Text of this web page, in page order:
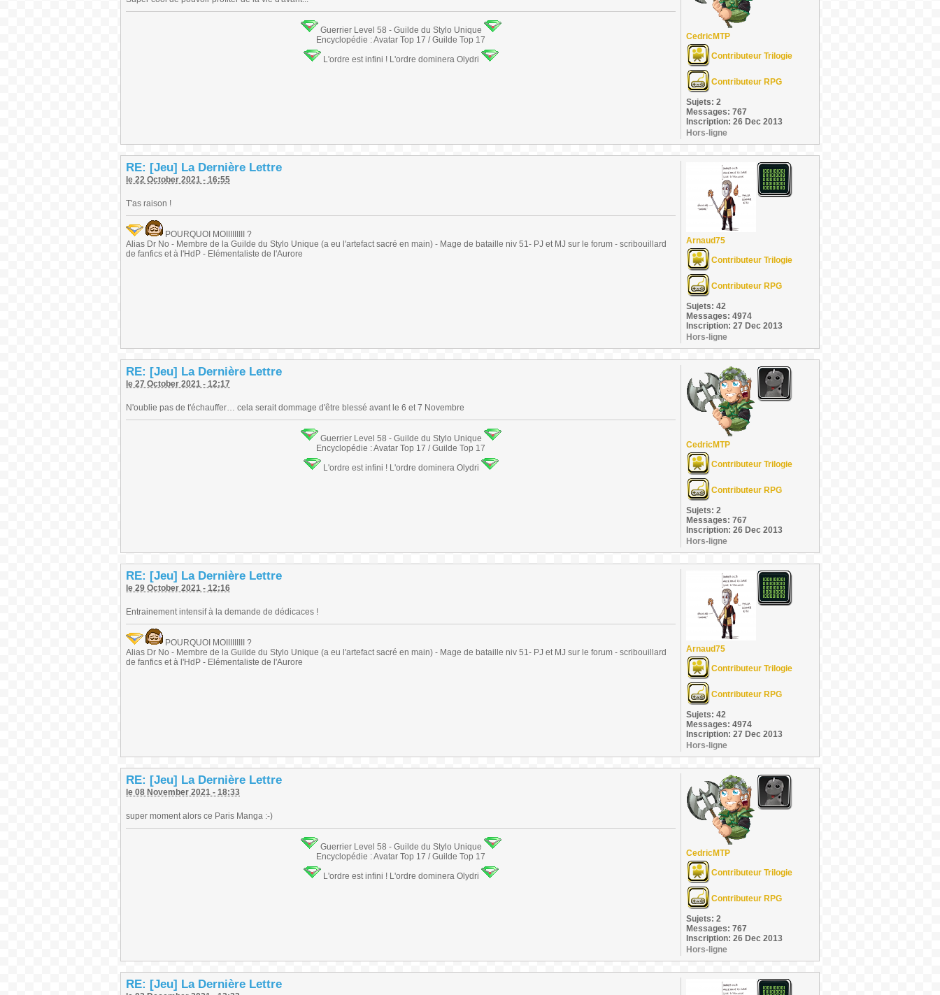
Guerrier Level 58 - Guilde du Stylo Unique
Encyclopédie : Avatar Top 17 / Guilde Top 17
L'ordre est infini ! L'ordre dominera Olydri
CedricMTP
Contributeur Trilogie
Contributeur RPG
Sujets: 2
Messages: 767
Inscription: 26 Dec 2013
Hors-ligne
RE: [Jeu] La Dernière Lettre
le 22 October 2021 - 16:55
T'as raison !
POURQUOI MOIIIIIIIII ?
Alias Dr No - Membre de la Guilde du Stylo Unique (a eu l'artefact sacré en main) - Mage de bataille niv 51- PJ et MJ sur le forum - scribouillard
de fanfics et à l'HdP - Elémentaliste de l'Aurore
Arnaud75
Contributeur Trilogie
Contributeur RPG
Sujets: 42
Messages: 4974
Inscription: 27 Dec 2013
Hors-ligne
RE: [Jeu] La Dernière Lettre
le 27 October 2021 - 12:17
N'oublie pas de t'échauffer… cela serait dommage d'être blessé avant le 6 et 7 Novembre
Guerrier Level 58 - Guilde du Stylo Unique
Encyclopédie : Avatar Top 17 / Guilde Top 17
L'ordre est infini ! L'ordre dominera Olydri
CedricMTP
Contributeur Trilogie
Contributeur RPG
Sujets: 2
Messages: 767
Inscription: 26 Dec 2013
Hors-ligne
RE: [Jeu] La Dernière Lettre
le 29 October 2021 - 12:16
Entrainement intensif à la demande de dédicaces !
POURQUOI MOIIIIIIIII ?
Alias Dr No - Membre de la Guilde du Stylo Unique (a eu l'artefact sacré en main) - Mage de bataille niv 51- PJ et MJ sur le forum - scribouillard
de fanfics et à l'HdP - Elémentaliste de l'Aurore
Arnaud75
Contributeur Trilogie
Contributeur RPG
Sujets: 42
Messages: 4974
Inscription: 27 Dec 2013
Hors-ligne
RE: [Jeu] La Dernière Lettre
le 08 November 2021 - 18:33
super moment alors ce Paris Manga :-)
Guerrier Level 58 - Guilde du Stylo Unique
Encyclopédie : Avatar Top 17 / Guilde Top 17
L'ordre est infini ! L'ordre dominera Olydri
CedricMTP
Contributeur Trilogie
Contributeur RPG
Sujets: 2
Messages: 767
Inscription: 26 Dec 2013
Hors-ligne
RE: [Jeu] La Dernière Lettre